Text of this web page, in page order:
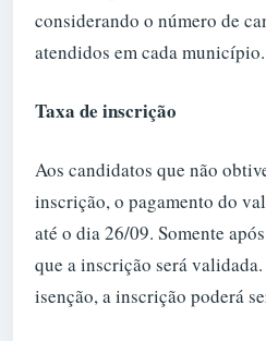
considerando o número de
atendidos em cada município.
Taxa de inscrição
Aos candidatos que não
inscrição, o pagamento do
até o dia 26/09. Somente
que a inscrição será
isenção, a inscrição poderá